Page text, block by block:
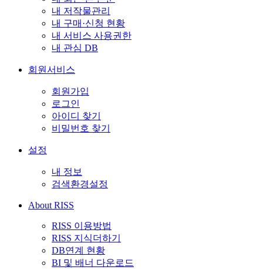
내 저작물관리
내 구매·신청 현황
내 서비스 사용권한
내 관심 DB
회원서비스
회원가입
로그인
아이디 찾기
비밀번호 찾기
설정
내 정보
검색환경설정
About RISS
RISS 이용방법
RISS 지식더하기
DB연계 현황
BI 및 배너 다운로드